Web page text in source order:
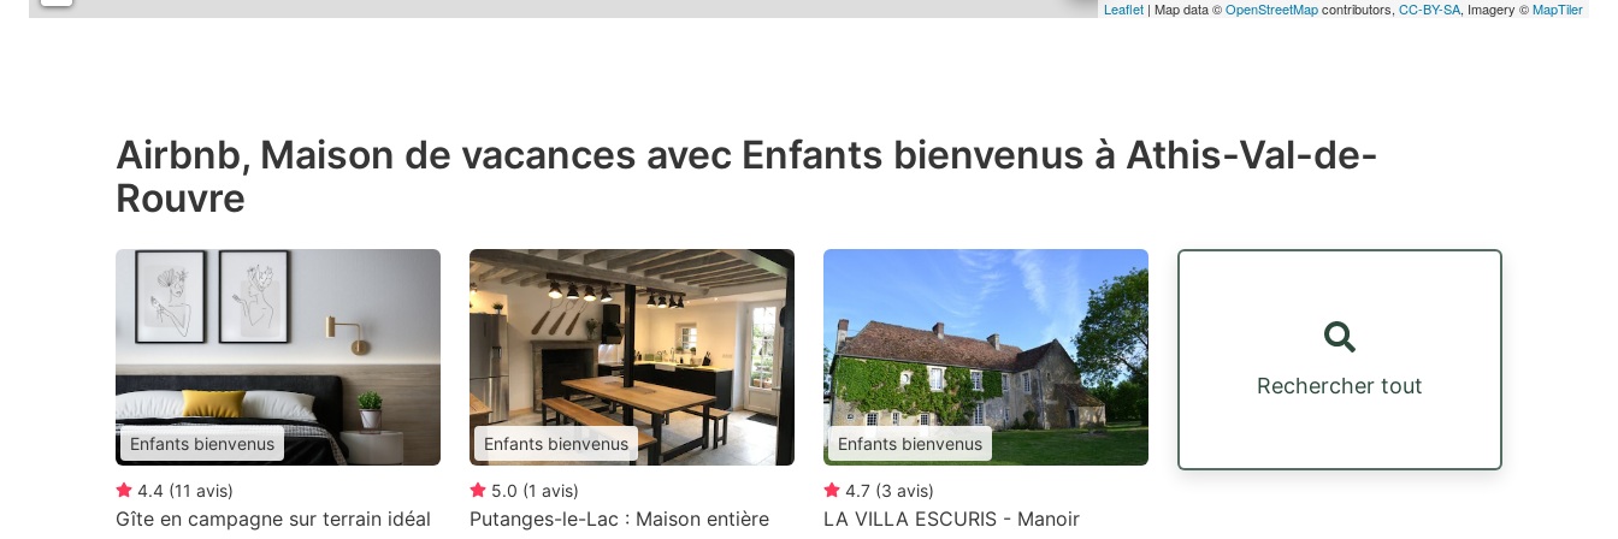
Leaflet | Map data ©OpenStreetMapcontributors, CC-BY-SA, Imagery ©MapTiler
Airbnb, Maison de vacances avec Enfants bienvenus à Athis-Val-de-
Rouvre
Enfants bienvenus
4.4 (11 avis)
Gîte en campagne sur terrain idéal
Enfants bienvenus
5.0 (1 avis)
Putanges-le-Lac : Maison entière
Enfants bienvenus
4.7 (3 avis)
LA VILLA ESCURIS - Manoir
Rechercher tout